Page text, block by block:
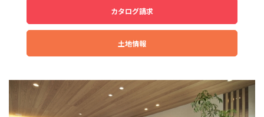
カタログ請求
土地情報